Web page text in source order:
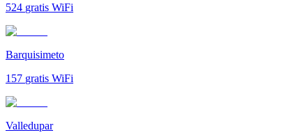
524 gratis WiFi
Barquisimeto
157 gratis WiFi
Valledupar